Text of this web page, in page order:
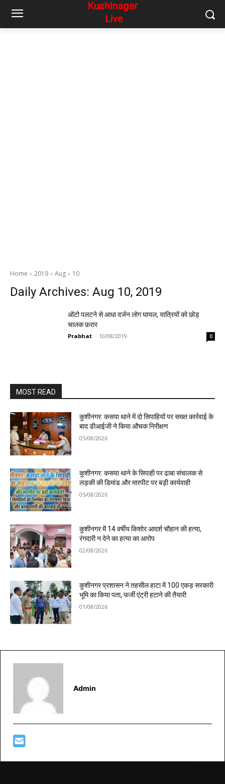
Home 2019 Aug 10
Daily Archives: Aug 10, 2019
ऑटो पलटने से आधा दर्जन लोग घायल, यात्रियों को छोड़
चालक फ़रार
Prabhat - 10/08/2019 0
MOST READ
कुशीनगर: कसया थाने में दो सिपाहियों पर सख्त कार्रवाई के
बाद डीआईजी ने किया औचक निरीक्षण
05/08/2026
कुशीनगर: कसया थाने के सिपाही पर ढाबा संचालक से
लड़की की डिमांड और मारपीट पर बड़ी कार्यवाही
05/08/2026
कुशीनगर में 14 वर्षीय किशोर आदर्श चौहान की हत्या,
रंगदारी न देने का हत्या का आरोप
02/08/2026
कुशीनगर प्रशासन ने तहसील हाटा में 100 एकड़ सरकारी
भूमि का किया पता, फर्जी एंट्री हटाने की तैयारी
01/08/2026
Admin